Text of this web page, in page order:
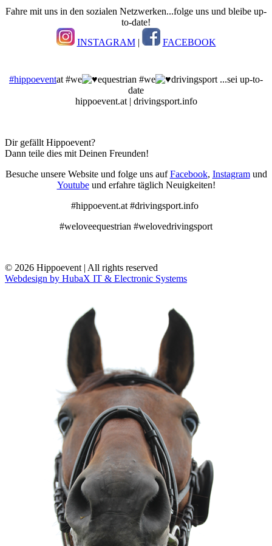
Fahre mit uns in den sozialen Netzwerken...folge uns und bleibe up-
to-date!
INSTAGRAM| FACEBOOK
#hippoeventat #we equestrian #we
drivingsport ...sei up-to-
date
hippoevent.at | drivingsport.info
Dir gefällt Hippoevent?
Dann teile dies mit Deinen Freunden!
Besuche unsere Website und folge uns aufFacebook, Instagramund
Youtubeund erfahre täglich Neuigkeiten!
#hippoevent.at #drivingsport.info
#weloveequestrian #welovedrivingsport
© 2026 Hippoevent | All rights reserved
Webdesign by HubaX IT & Electronic Systems